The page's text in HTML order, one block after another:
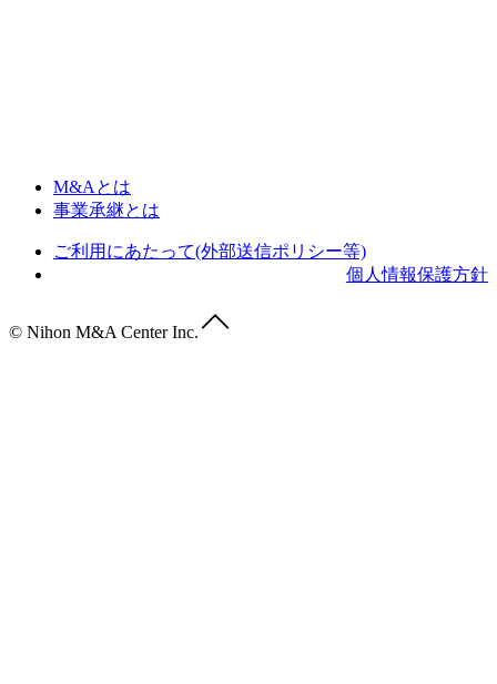
M&Aとは
事業承継とは
ご利用にあたって(外部送信ポリシー等)
個人情報保護方針
© Nihon M&A Center Inc.